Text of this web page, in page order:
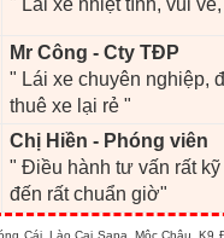
" Lái xe nhiệt tình, vui
Mr Công - Cty TĐP
" Lái xe chuyên nghiệp,
thuê xe lại rẻ "
Chị Hiền - Phóng viên
" Điều hành tư vấn rất
đến rất chuẩn giờ"
Cái, Lào Cai Sapa, Mộc Châu,